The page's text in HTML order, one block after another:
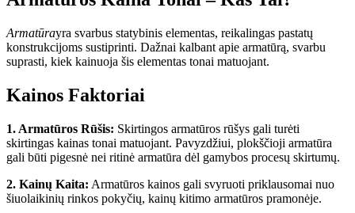
Armatūrayra svarbus statybinis elementas, reikalingas pastatų
konstrukcijoms sustiprinti. Dažnai kalbant apie armatūrą, svarbu
suprasti, kiek kainuoja šis elementas tonai matuojant.
Kainos Faktoriai
1. Armatūros Rūšis: Skirtingos armatūros rūšys gali turėti
skirtingas kainas tonai matuojant. Pavyzdžiui, plokščioji armatūra
gali būti pigesnė nei ritinė armatūra dėl gamybos procesų skirtumų.
2. Kainų Kaita: Armatūros kainos gali svyruoti priklausomai nuo
šiuolaikinių rinkos pokyčių, kainų kitimo armatūros pramonėje.